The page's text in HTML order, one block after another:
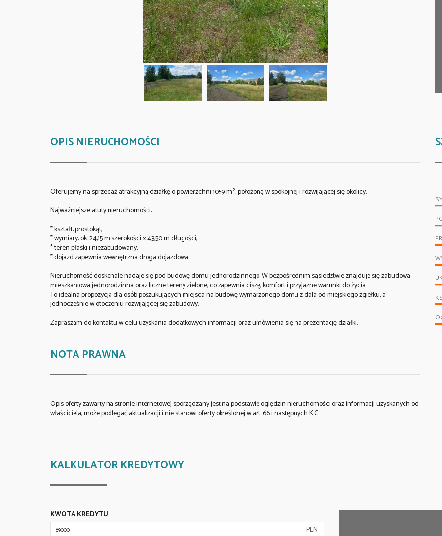
OPIS NIERUCHOMOŚCI
Oferujemy na sprzedaż atrakcyjną działkę o powierzchni 1059 m², położoną w spokojnej i rozwijającej się okolicy.
Najważniejsze atuty nieruchomości:
* kształt: prostokąt,
* wymiary: ok. 24,15 m szerokości × 43,50 m długości,
* teren płaski i niezabudowany,
* dojazd zapewnia wewnętrzna droga dojazdowa.
Nieruchomość doskonale nadaje się pod budowę domu jednorodzinnego. W bezpośrednim sąsiedztwie znajduje się zabudowa
mieszkaniowa jednorodzinna oraz liczne tereny zielone, co zapewnia ciszę, komfort i przyjazne warunki do życia.
To idealna propozycja dla osób poszukujących miejsca na budowę wymarzonego domu z dala od miejskiego zgiełku, a
jednocześnie w otoczeniu rozwijającej się zabudowy.
Zapraszam do kontaktu w celu uzyskania dodatkowych informacji oraz umówienia się na prezentację działki.
NOTA PRAWNA
Opis oferty zawarty na stronie internetowej sporządzany jest na podstawie oględzin nieruchomości oraz informacji uzyskanych od
właściciela, może podlegać aktualizacji i nie stanowi oferty określonej w art. 66 i następnych K.C.
KALKULATOR KREDYTOWY
KWOTA KREDYTU
PLN